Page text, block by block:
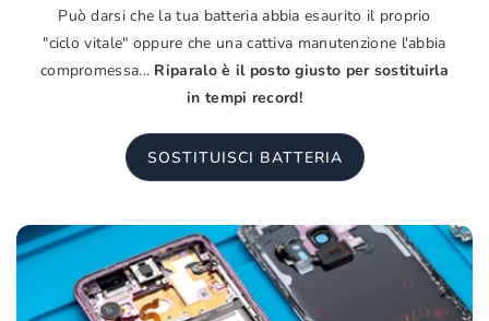
Può darsi che la tua batteria abbia esaurito il proprio
"ciclo vitale" oppure che una cattiva manutenzione l'abbia
compromessa... Riparalo è il posto giusto per sostituirla
in tempi record!
SOSTITUISCI BATTERIA